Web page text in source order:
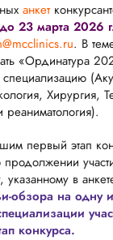
анкет
23 марта 2026
. В
«Ординатура
Хирургия,
реаниматология).
первый этап
в
обзора на одну
конкурса.